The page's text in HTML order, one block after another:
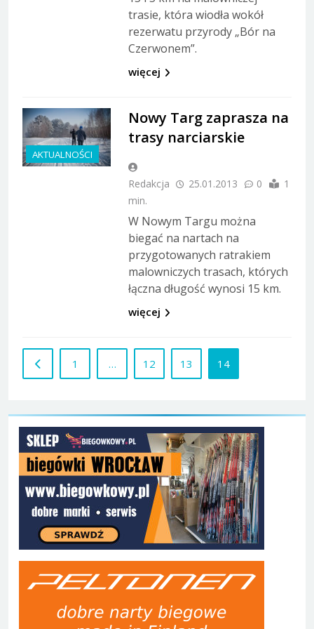
trasie, która wiodła wokół
rezerwatu przyrody „Bór na
Czerwonem”.
więcej
AKTUALNOŚCI
Nowy Targ zaprasza na
trasy narciarskie
Redakcja 25.01.2013 0
1
min.
W Nowym Targu można
biegać na nartach na
przygotowanych ratrakiem
malowniczych trasach, których
łączna długość wynosi 15 km.
więcej
1 … 12 13 14